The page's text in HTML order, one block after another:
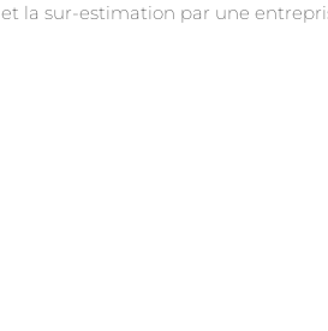
et la sur-estimation par une